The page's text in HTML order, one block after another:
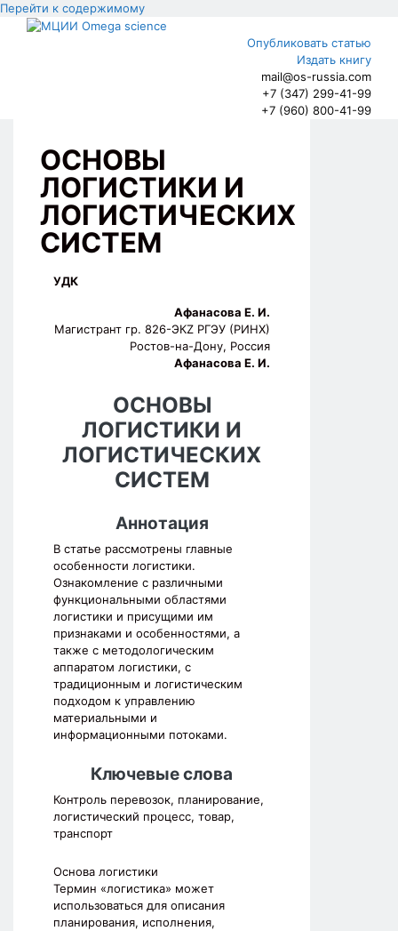
Перейти к содержимому
Опубликовать статью
Издать книгу
mail@os-russia.com
+7 (347) 299-41-99
+7 (960) 800-41-99
ОСНОВЫ
ЛОГИСТИКИ И
ЛОГИСТИЧЕСКИХ
СИСТЕМ
УДК
Афанасова Е. И.
Магистрант гр. 826-ЭКZ РГЭУ (РИНХ)
Ростов-на-Дону, Россия
Афанасова Е. И.
ОСНОВЫ
ЛОГИСТИКИ И
ЛОГИСТИЧЕСКИХ
СИСТЕМ
Аннотация
В статье рассмотрены главные
особенности логистики.
Ознакомление с различными
функциональными областями
логистики и присущими им
признаками и особенностями, а
также с методологическим
аппаратом логистики, с
традиционным и логистическим
подходом к управлению
материальными и
информационными потоками.
Ключевые слова
Контроль перевозок, планирование,
логистический процесс, товар,
транспорт
Основа логистики
Термин «логистика» может
использоваться для описания
планирования, исполнения,